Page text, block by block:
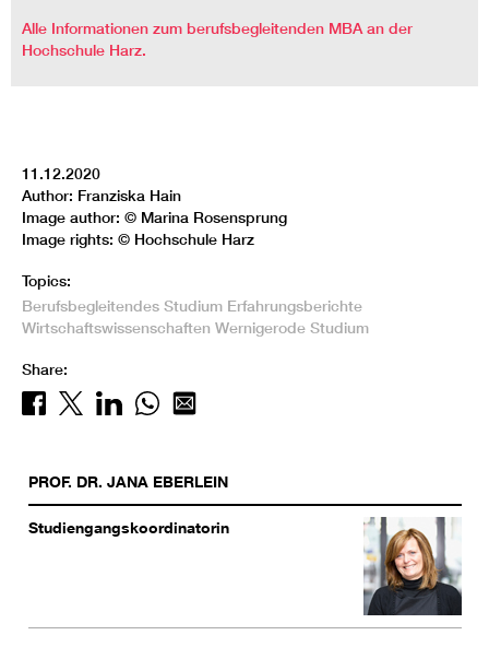
Alle Informationen zum berufsbegleitenden MBA an der
Hochschule Harz.
11.12.2020
Author: Franziska Hain
Image author: © Marina Rosensprung
Image rights: © Hochschule Harz
Topics:
Berufsbegleitendes Studium Erfahrungsberichte
Wirtschaftswissenschaften Wernigerode Studium
Share:
PROF. DR. JANA EBERLEIN
Studiengangskoordinatorin